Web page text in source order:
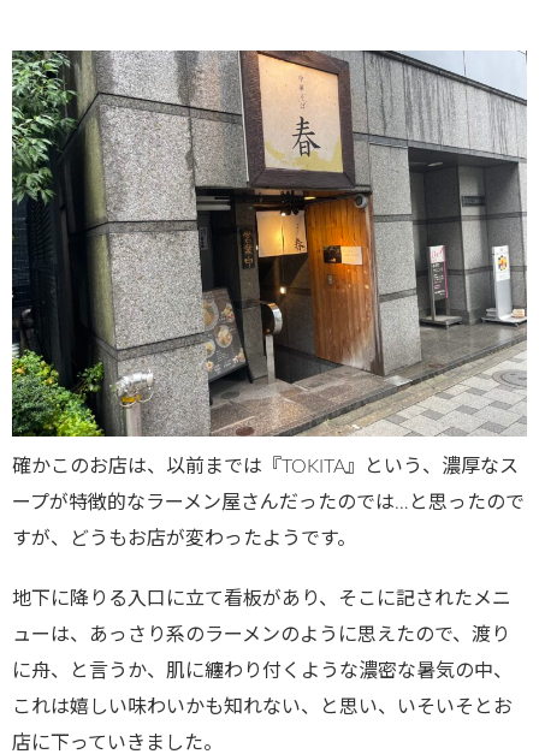
確かこのお店は、以前までは『TOKITA』という、濃厚なス
ープが特徴的なラーメン屋さんだったのでは…と思ったので
すが、どうもお店が変わったようです。
地下に降りる入口に立て看板があり、そこに記されたメニ
ューは、あっさり系のラーメンのように思えたので、渡り
に舟、と言うか、肌に纏わり付くような濃密な暑気の中、
これは嬉しい味わいかも知れない、と思い、いそいそとお
店に下っていきました。